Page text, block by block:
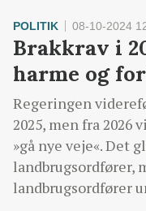
POLITIK 08-10-2024
Brakkrav i
harme og
Regeringen
2025, men fra
»gå nye veje«. Det
landbrugsordfører,
landbrugsordfører